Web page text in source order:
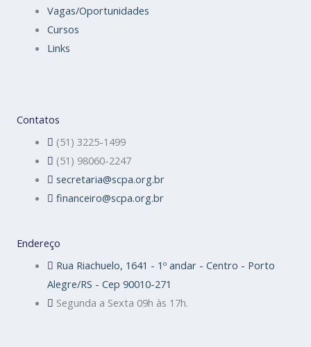
Vagas/Oportunidades
Cursos
Links
Contatos
(51) 3225-1499
(51) 98060-2247
secretaria@scpa.org.br
financeiro@scpa.org.br
Endereço
Rua Riachuelo, 1641 - 1º andar - Centro - Porto
Alegre/RS - Cep 90010-271
Segunda a Sexta 09h às 17h.